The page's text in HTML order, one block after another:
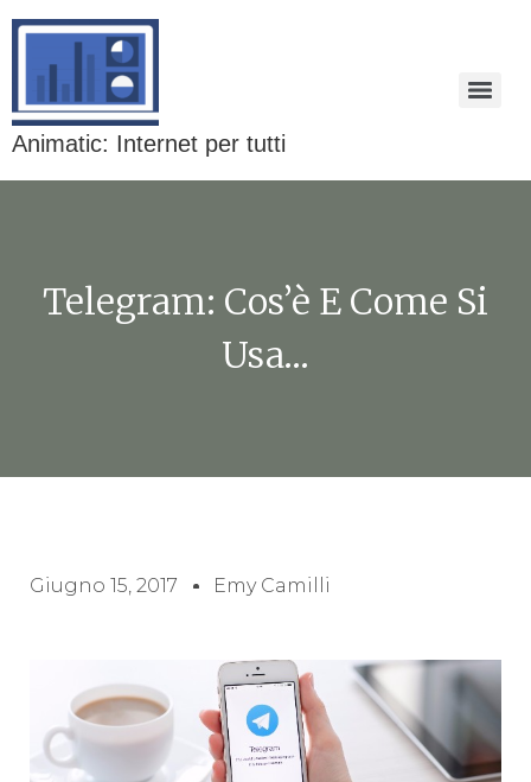
Animatic: Internet per tutti
Telegram: Cos’è E Come Si
Usa…
Giugno 15, 2017 Emy Camilli